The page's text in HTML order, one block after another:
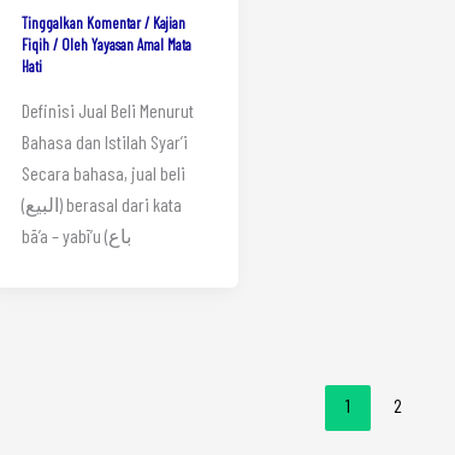
Tinggalkan Komentar/ Kajian
Fiqih/ OlehYayasan Amal Mata
Hati
Definisi Jual Beli Menurut
Bahasa dan Istilah Syar’i
Secara bahasa, jual beli
(البيع) berasal dari kata
bā’a – yabī’u (باع
1 2